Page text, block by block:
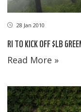
28 Jan 2010
RI TO KICK OFF $LB
Read More »